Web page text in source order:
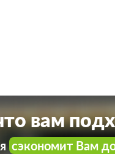
вам
сэкономит Вам